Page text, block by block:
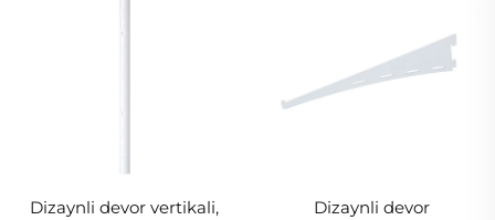
Dizaynli devor vertikali,
Dizaynli devor